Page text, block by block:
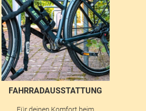
FAHRRADAUSSTATTUNG